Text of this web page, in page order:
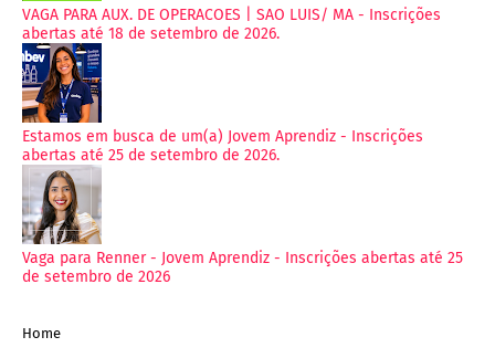
VAGA PARA AUX. DE OPERACOES | SAO LUIS/ MA - Inscrições
abertas até 18 de setembro de 2026.
Estamos em busca de um(a) Jovem Aprendiz - Inscrições
abertas até 25 de setembro de 2026.
Vaga para Renner - Jovem Aprendiz - Inscrições abertas até 25
de setembro de 2026
Home